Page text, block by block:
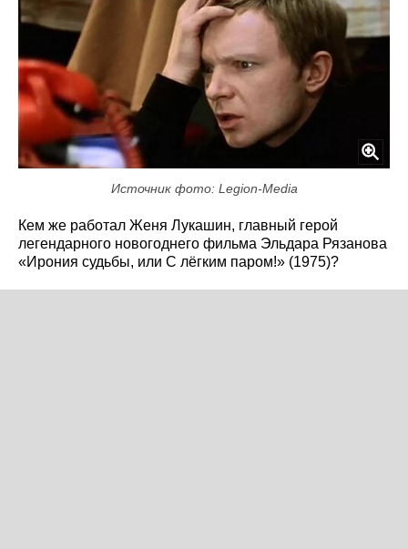
Источник фото: Legion-Media
Кем же работал Женя Лукашин, главный герой
легендарного новогоднего фильма Эльдара Рязанова
«Ирония судьбы, или С лёгким паром!» (1975)?